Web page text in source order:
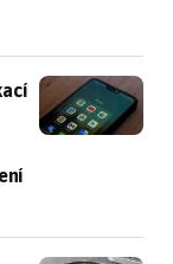
od Googlu